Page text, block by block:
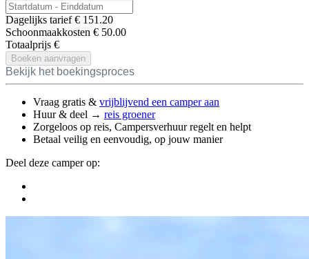
Dagelijks tarief € 151.20
Schoonmaakkosten € 50.00
Totaalprijs €
Boeken aanvragen
Bekijk het boekingsproces
Vraag gratis & vrijblijvend een camper aan
Huur & deel → reis groener
Zorgeloos op reis, Campersverhuur regelt en helpt
Betaal veilig en eenvoudig, op jouw manier
Deel deze camper op: